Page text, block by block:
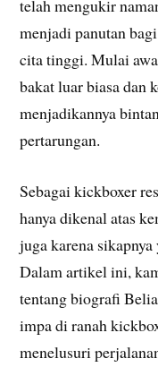
telah mengukir
menjadi panutan
cita tinggi. Mulai
bakat luar biasa dan
menjadikannya
pertarungan.
Sebagai kickboxer
hanya dikenal atas
juga karena
Dalam artikel ini,
tentang biografi
impa di ranah
menelusuri